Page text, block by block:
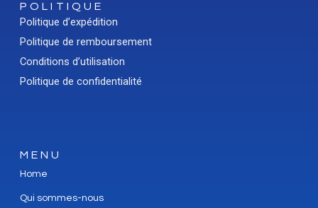
POLITIQUE
Politique d’expédition
Politique de remboursement
Conditions d’utilisation
Politique de confidentialité
MENU
Home
Qui sommes-nous